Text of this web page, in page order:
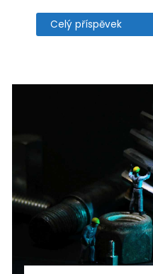
Celý příspěvek